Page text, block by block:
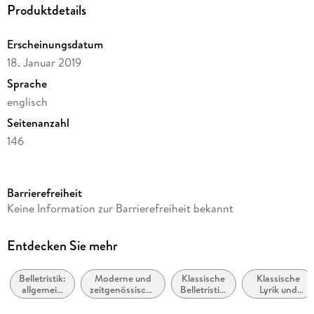
Produktdetails
Erscheinungsdatum
18. Januar 2019
Sprache
englisch
Seitenanzahl
146
Autor/Autorin
Verlag/Hersteller
Produktart
gebunden
Barrierefreiheit
Keine Information zur Barrierefreiheit bekannt
Entdecken Sie mehr
Belletristik:
allgemein
und
Moderne und
zeitgenössische
Belletristik:
Klassische
Belletristik:
allgemein
Klassische
Lyrik und
Dichtung